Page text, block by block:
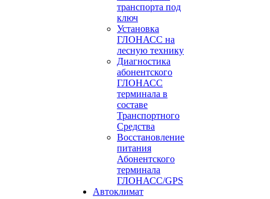
транспорта под
ключ
Установка
ГЛОНАСС на
лесную технику
Диагностика
абонентского
ГЛОНАСС
терминала в
составе
Транспортного
Средства
Восстановление
питания
Абонентского
терминала
ГЛОНАСС/GPS
Автоклимат